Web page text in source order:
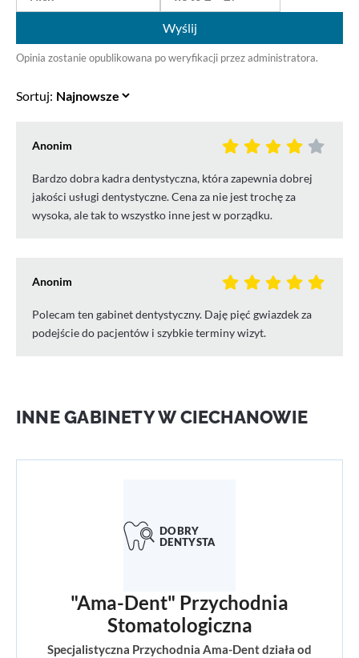
Wyślij
Opinia zostanie opublikowana po weryfikacji przez administratora.
Sortuj:
Anonim
Bardzo dobra kadra dentystyczna, która zapewnia dobrej
jakości usługi dentystyczne. Cena za nie jest trochę za
wysoka, ale tak to wszystko inne jest w porządku.
Anonim
Polecam ten gabinet dentystyczny. Daję pięć gwiazdek za
podejście do pacjentów i szybkie terminy wizyt.
INNE GABINETY W CIECHANOWIE
"Ama-Dent" Przychodnia
Stomatologiczna
Specjalistyczna Przychodnia Ama-Dent działa od